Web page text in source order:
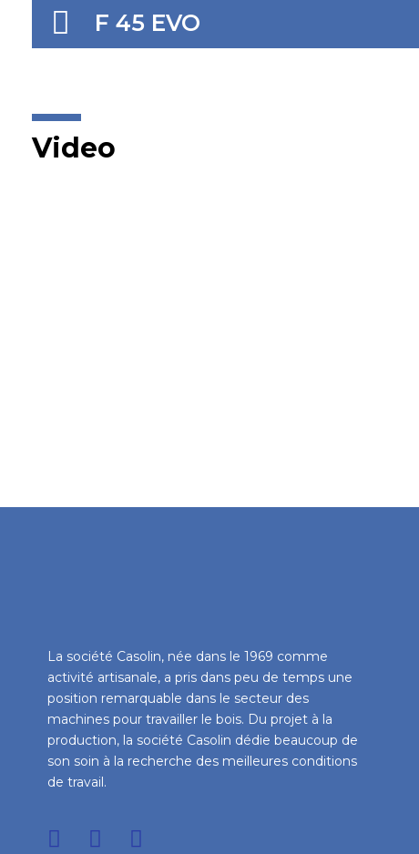
F 45 EVO
Video
La société Casolin, née dans le 1969 comme
activité artisanale, a pris dans peu de temps une
position remarquable dans le secteur des
machines pour travailler le bois. Du projet à la
production, la société Casolin dédie beaucoup de
son soin à la recherche des meilleures conditions
de travail.